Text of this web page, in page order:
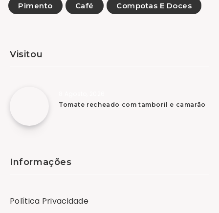
Pimento Café Compotas E Doces
Visitou
Tomate recheado com tamboril e camarão
Informações
Política Privacidade